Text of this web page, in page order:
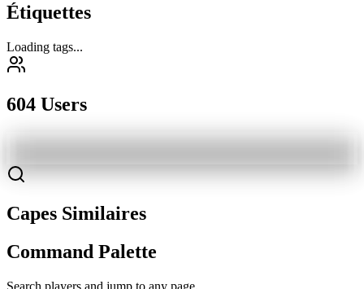
Étiquettes
Loading tags...
604 Users
Capes Similaires
Command Palette